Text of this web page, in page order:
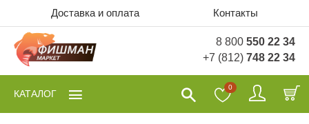
Доставка и оплата Контакты
8 800 550 22 34
+7 (812) 748 22 34
0
КАТАЛОГ